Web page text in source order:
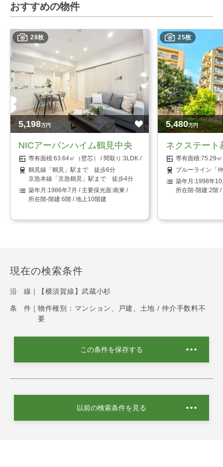
おすすめの物件
28枚
5,198万円
NICアーバンハイム鶴見中央
63.64㎡（壁芯）
3LDK
鶴見線「鶴見」駅まで 徒歩6分
京急本線「京急鶴見」駅まで 徒歩4分
1986年7月
南東
6階 / 地上10階建
25枚
5,480万円
ネクステート
75.29
ブルーライン「
1998年10
2階 /
現在の検索条件
沿 線｜ 【横須賀線】武蔵小杉
条 件｜ 物件種別：マンション、戸建、土地 / 仲介手数料不
要
この条件を保存する
以前の検索条件を見る